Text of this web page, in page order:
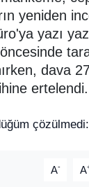
yeniden
yazı
dava
ertelendi.
A- A